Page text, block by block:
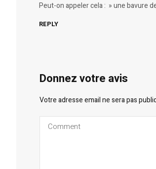
Peut-on appeler cela : » une bavure
REPLY
Donnez votre avis
Votre adresse email ne sera pas